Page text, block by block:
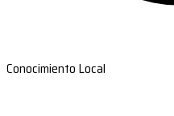
Conocimiento Local